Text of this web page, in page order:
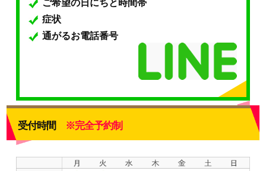
ご希望の日にちと時間帯
症状
通がるお電話番号
受付時間 ※完全予約制